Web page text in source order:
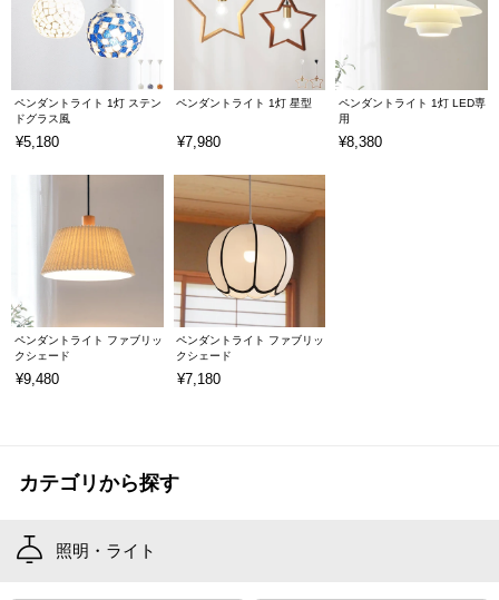
ペンダントライト 1灯 ステン
ドグラス風
¥5,180
ペンダントライト 1灯 星型
¥7,980
ペンダントライト 1灯 LED専
用
¥8,380
ペンダントライト ファブリッ
クシェード
¥9,480
ペンダントライト ファブリッ
クシェード
¥7,180
カテゴリから探す
照明・ライト